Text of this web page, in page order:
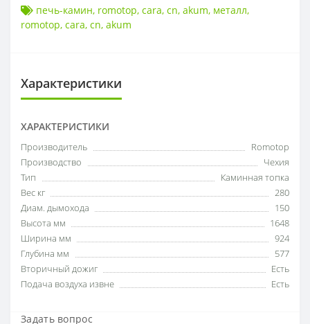
печь-камин, romotop, cara, сn, akum, металл,
romotop, cara, сn, akum
Характеристики
ХАРАКТЕРИСТИКИ
Производитель
Romotop
Производство
Чехия
Тип
Каминная топка
Вес кг
280
Диам. дымохода
150
Высота мм
1648
Ширина мм
924
Глубина мм
577
Вторичный дожиг
Есть
Подача воздуха извне
Есть
Задать вопрос